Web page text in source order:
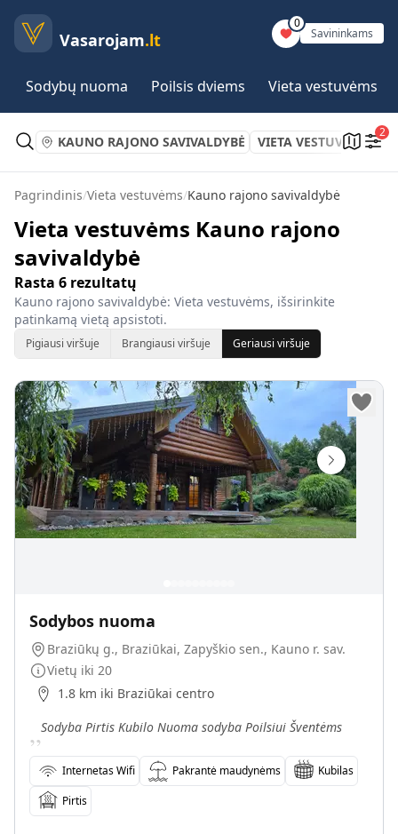
Vasarojam.lt
0
Savininkams
Sodybų nuoma Poilsis dviems Vieta vestuvėms
KAUNO RAJONO SAVIVALDYBĖ VIETA VESTUVĖMS
2
Pagrindinis/Vieta vestuvėms/Kauno rajono savivaldybė
Vieta vestuvėms Kauno rajono
savivaldybė
Rasta 6 rezultatų
Kauno rajono savivaldybė: Vieta vestuvėms, išsirinkite
patinkamą vietą apsistoti.
Pigiausi viršuje Brangiausi viršuje Geriausi viršuje
Sodybos nuoma
Braziūkų g., Braziūkai, Zapyškio sen., Kauno r. sav.
Vietų iki 20
1.8 km iki Braziūkai centro
„Sodyba Pirtis Kubilo Nuoma sodyba Poilsiui Šventėms
Internetas Wifi Pakrantė maudynėms
Kubilas
Pirtis